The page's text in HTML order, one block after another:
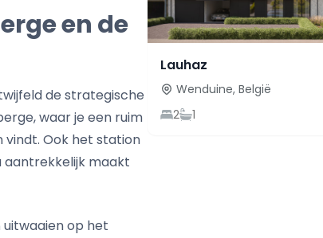
en de
de strategische
waar je een ruim
vindt. Ook het station
aantrekkelijk maakt
uitwaaien op het
Lauhaz
Wenduine, België
2
1